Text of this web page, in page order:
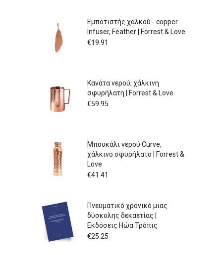
Εμποτιστής χαλκού - copper
Infuser, Feather | Forrest & Love
€19.91
Κανάτα νερού, χάλκινη
σφυρήλατη | Forrest & Love
€59.95
Μπουκάλι νερού Curve,
χάλκινο σφυρήλατο | Forrest &
Love
€41.41
Πνευματικό χρονικό μιας
δύσκολης δεκαετίας |
Εκδόσεις Ηώα Τρόπις
€25.25